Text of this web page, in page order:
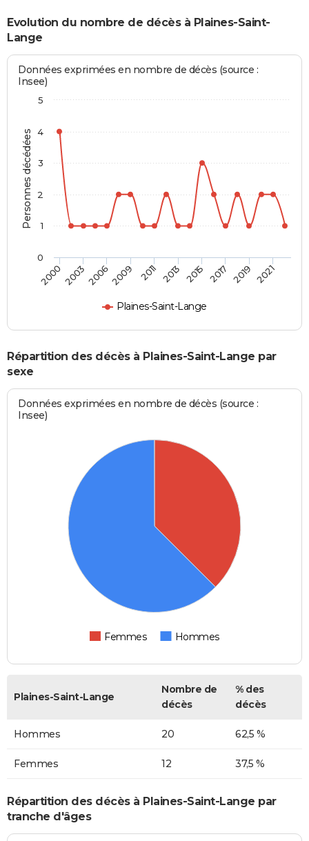
Evolution du nombre de décès à Plaines-Saint-
Lange
Personnes décédées
Données exprimées en nombre de décès (source :
Insee)
Plaines-Saint-Lange
2000200320062009 2011 2013 2015 2017 2019 2021
0
1
2
3
4
5
Répartition des décès à Plaines-Saint-Lange par
sexe
Données exprimées en nombre de décès (source :
Insee)
Femmes Hommes
Plaines-Saint-Lange
Nombre de
décès
% des
décès
Hommes 20 62,5 %
Femmes 12 37,5 %
Répartition des décès à Plaines-Saint-Lange par
tranche d'âges